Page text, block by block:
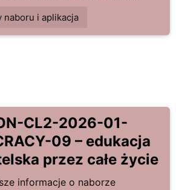
naboru i aplikacja
CL2-2026-01-
09 – edukacja
przez całe życie
informacje o naborze